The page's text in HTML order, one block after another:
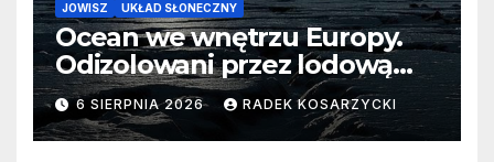
JOWISZ UKŁAD SŁONECZNY
Ocean we wnętrzu Europy.
Odizolowani przez lodową
barierę
6 SIERPNIA 2026 RADEK KOSARZYCKI